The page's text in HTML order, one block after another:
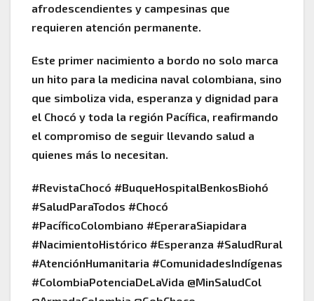
afrodescendientes y campesinas que
requieren atención permanente.
Este primer nacimiento a bordo no solo marca
un hito para la medicina naval colombiana, sino
que simboliza vida, esperanza y dignidad para
el Chocó y toda la región Pacífica, reafirmando
el compromiso de seguir llevando salud a
quienes más lo necesitan.
#RevistaChocó #BuqueHospitalBenkosBiohó
#SaludParaTodos #Chocó
#PacíficoColombiano #EperaraSiapidara
#NacimientoHistórico #Esperanza #SaludRural
#AtenciónHumanitaria #ComunidadesIndígenas
#ColombiaPotenciaDeLaVida @MinSaludCol